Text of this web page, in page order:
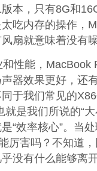
本，只有8G和
吃内存的操作，
扇就意味着没有
性能，
器效果更好，还
于我们常见的
就是我们所说的“
“效率核心”。当
厉害吗？不知道
没有什么能够离